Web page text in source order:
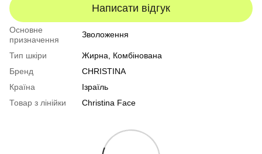
Написати відгук
Основне
призначення
Зволоження
Тип шкіри Жирна, Комбінована
Бренд
CHRISTINA
Країна
Ізраїль
Товар з лінійки
Christina Face